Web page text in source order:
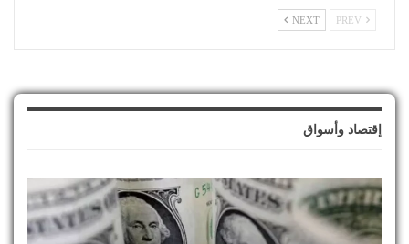
NEXT
إقتصاد وأسواق